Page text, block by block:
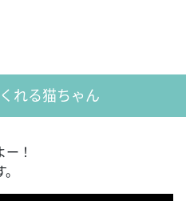
れる猫ちゃん
！